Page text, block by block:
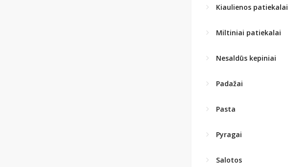
Kiaulienos patiekalai
Miltiniai patiekalai
Nesaldūs kepiniai
Padažai
Pasta
Pyragai
Salotos